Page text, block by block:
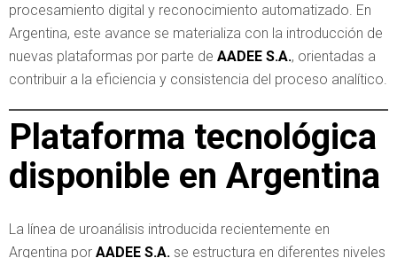
procesamiento digital y reconocimiento automatizado. En
Argentina, este avance se materializa con la introducción de
nuevas plataformas por parte de AADEE S.A., orientadas a
contribuir a la eficiencia y consistencia del proceso analítico.
Plataforma tecnológica
disponible en Argentina
La línea de uroanálisis introducida recientemente en
Argentina por AADEE S.A. se estructura en diferentes niveles